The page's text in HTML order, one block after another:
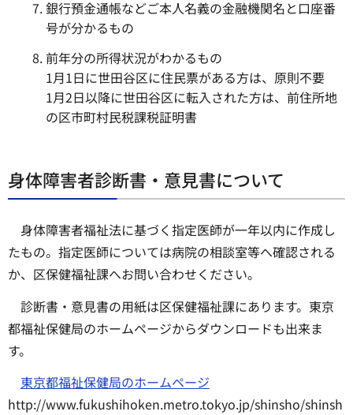
銀行預金通帳などご本人名義の金融機関名と口座番
号が分かるもの
前年分の所得状況がわかるもの
1月1日に世田谷区に住民票がある方は、原則不要
1月2日以降に世田谷区に転入された方は、前住所地
の区市町村民税課税証明書
身体障害者診断書・意見書について
身体障害者福祉法に基づく指定医師が一年以内に作成し
たもの。指定医師については病院の相談室等へ確認される
か、区保健福祉課へお問い合わせください。
診断書・意見書の用紙は区保健福祉課にあります。東京
都福祉保健局のホームページからダウンロードも出来ま
す。
東京都福祉保健局のホームページ
http://www.fukushihoken.metro.tokyo.jp/shinsho/shinsh